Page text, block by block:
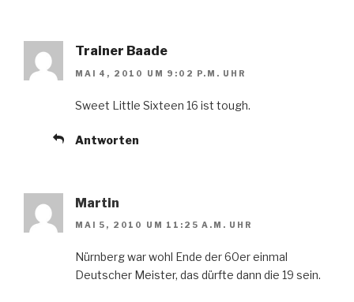
Trainer Baade
MAI 4, 2010 UM 9:02 P.M. UHR
Sweet Little Sixteen 16 ist tough.
Antworten
Martin
MAI 5, 2010 UM 11:25 A.M. UHR
Nürnberg war wohl Ende der 60er einmal
Deutscher Meister, das dürfte dann die 19 sein.